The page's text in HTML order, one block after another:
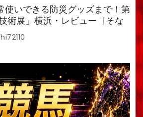
使いできる防災グッズまで！第
術展」横浜・レビュー［そな
］